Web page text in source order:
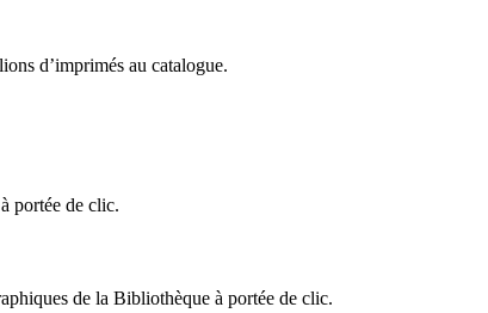
d’imprimés au catalogue.
portée de clic.
de la Bibliothèque à portée de clic.